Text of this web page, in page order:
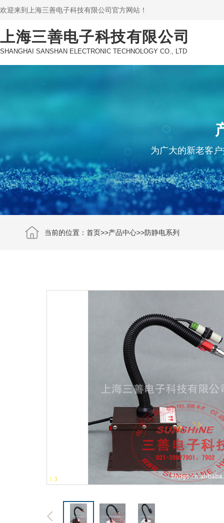
欢迎来到上海三善电子科技有限公司官方网站！
上海三善电子科技有限公司
SHANGHAI SANSHAN ELECTRONIC TECHNOLOGY CO., LTD
为广大的新老客
当前的位置： 首页>>产品中心>>防静电系列
1 -3